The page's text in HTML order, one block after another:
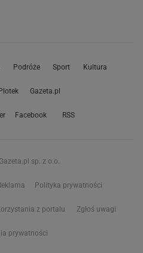
Podróże Sport Kultura
Plotek Gazeta.pl
Facebook RSS
sp. z o.o.
Polityka prywatności
z portalu Zgłoś uwagi
prywatności